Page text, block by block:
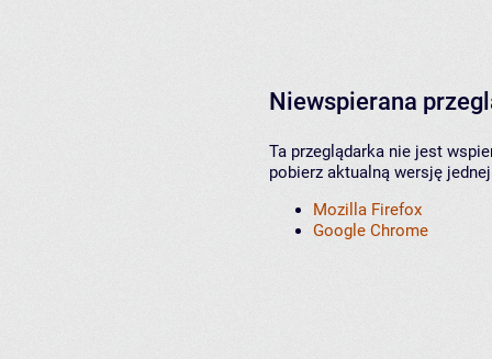
Niewspierana
Ta przeglądarka nie jest
pobierz aktualną wersję
Mozilla Firefox
Google Chrome